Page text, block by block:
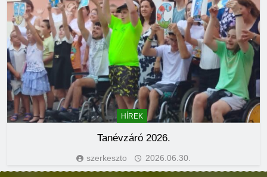
HÍREK
Tanévzáró 2026.
szerkeszto 2026.06.30.